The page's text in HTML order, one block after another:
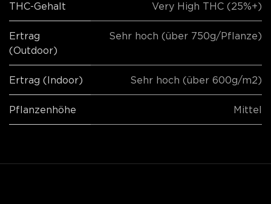
THC-Gehalt Very High THC (25%+)
Ertrag
(Outdoor)
Sehr hoch (über 750g/Pflanze)
Ertrag (Indoor) Sehr hoch (über 600g/m2)
Pflanzenhöhe Mittel